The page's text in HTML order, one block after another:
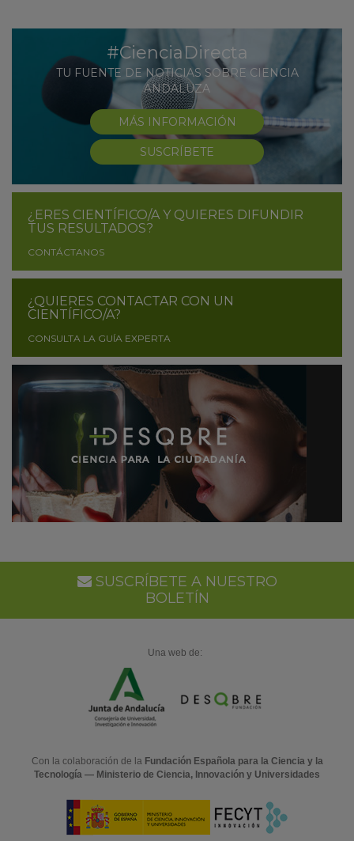
#CienciaDirecta
TU FUENTE DE NOTICIAS SOBRE CIENCIA
ANDALUZA
MÁS INFORMACIÓN
SUSCRÍBETE
¿ERES CIENTÍFICO/A Y QUIERES DIFUNDIR
TUS RESULTADOS?
CONTÁCTANOS
¿QUIERES CONTACTAR CON UN
CIENTÍFICO/A?
CONSULTA LA GUÍA EXPERTA
SUSCRÍBETE A NUESTRO
BOLETÍN
Una web de:
Con la colaboración de la Fundación Española para la Ciencia y la
Tecnología — Ministerio de Ciencia, Innovación y Universidades